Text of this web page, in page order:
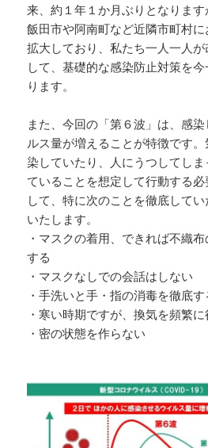
来、約１年１か月ぶりとなりま
飯田市や阿南町など近隣市町村
拡大しており、私たち一人一人
して、基礎的な感染防止対策を
ります。
また、今回の「第６波」は、感
ルス量が増えることが特徴です
染していたり、人にうつしてし
ていることを想定して行動する
して、特に次のことを徹底して
いたします。
・マスクの着用、できれば不織
する
・マスクなしでの会話はしない
・手洗いと手・指の消毒を徹底す
・寒い時期ですが、換気を頻繁に
・密の状態を作らない